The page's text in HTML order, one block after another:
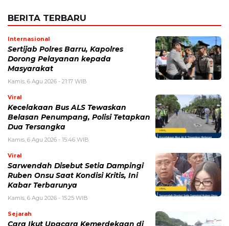
Simpan nama, email, dan situs web saya pada peramban ini
untuk komentar saya berikutnya.
Kamis, 6 Agustus 2026 - 21:17 WIB
Sertijab Polres Barru, Kapolres Dorong Pelayanan
kepada Masyarakat
Rotasi Jabatan di Polres Barru, Sejumlah Perwira Dapat